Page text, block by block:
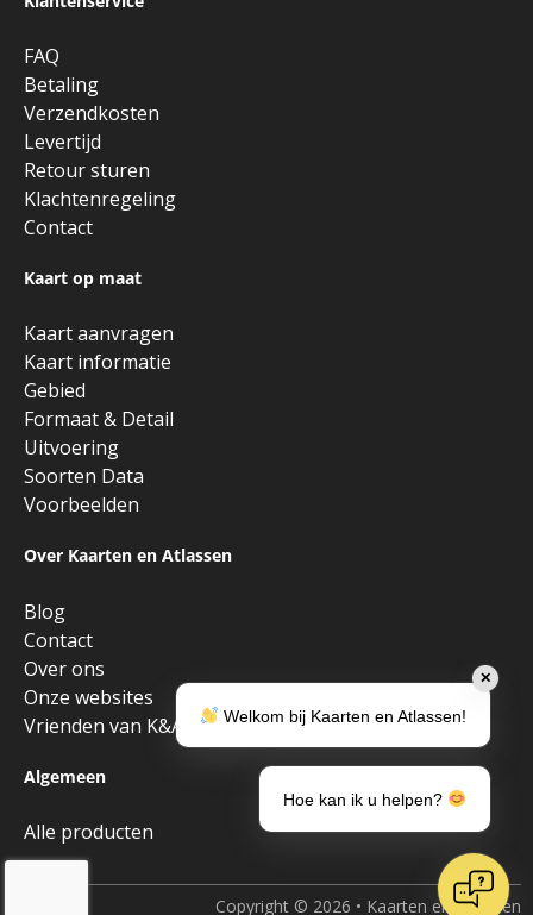
FAQ
Betaling
Verzendkosten
Levertijd
Retour sturen
Klachtenregeling
Contact
Kaart op maat
Kaart aanvragen
Kaart informatie
Gebied
Formaat & Detail
Uitvoering
Soorten Data
Voorbeelden
Over Kaarten en Atlassen
Blog
Contact
Over ons
Onze websites
Vrienden van K&A
Algemeen
Alle producten
Copyright © 2026 • Kaarten en Atlassen
✕
Welkom bij Kaarten en Atlassen!
Hoe kan ik u helpen?